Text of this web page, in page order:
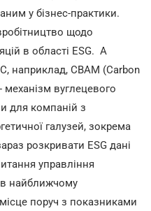
у бізнес-практики.
щодо
в області ESG. А
наприклад, CBAM (Carbon
вуглецевого
для компаній з
галузей, зокрема
розкривати ESG дані
управління
найближчому
поруч з показниками